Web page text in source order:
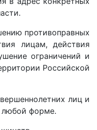
противоправных
лицам, действия
ограничений и
Российской
лиц и
любой форме.